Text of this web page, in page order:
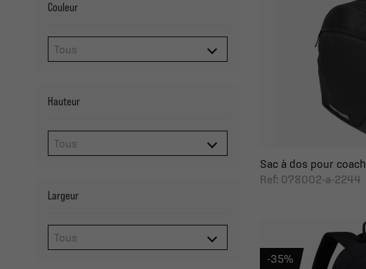
Couleur
Hauteur
Largeur
Sac à dos pour coach
Ref: 078002-a-2244
-35%